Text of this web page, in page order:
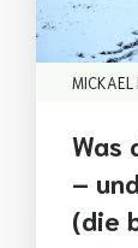
MICKAEL
Was
–
(die